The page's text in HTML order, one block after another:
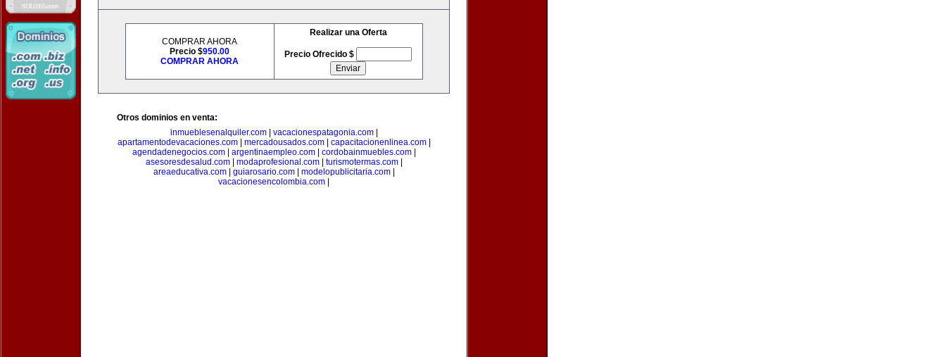
COMPRAR AHORA
Precio $950.00
COMPRAR AHORA
Realizar una Oferta
Precio Ofrecido $
Otros dominios en venta:
inmueblesenalquiler.com| vacacionespatagonia.com|
apartamentodevacaciones.com| mercadousados.com| capacitacionenlinea.com|
agendadenegocios.com| argentinaempleo.com| cordobainmuebles.com|
asesoresdesalud.com| modaprofesional.com| turismotermas.com|
areaeducativa.com| guiarosario.com| modelopublicitaria.com|
vacacionesencolombia.com